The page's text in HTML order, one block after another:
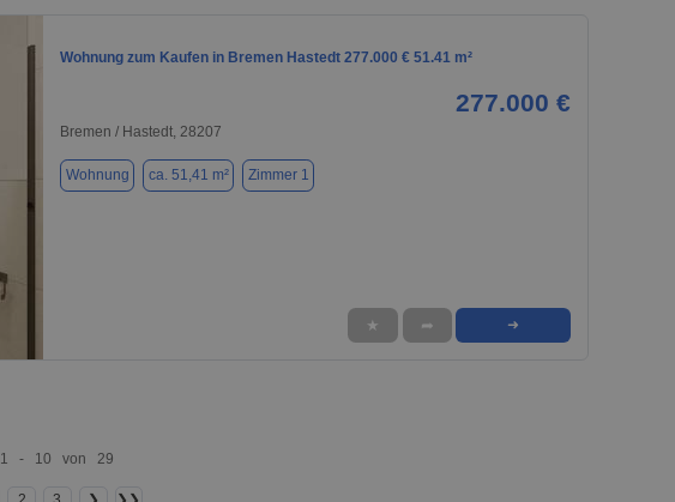
Wohnung zum Kaufen in Bremen Hastedt 277.000 € 51.41 m²
277.000 €
Bremen / Hastedt, 28207
Wohnung ca. 51,41 m² Zimmer 1
★ ➦ ➜
1 - 10 von 29